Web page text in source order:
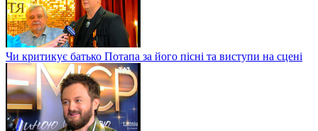
Чи критикує батько Потапа за його пісні та виступи на сцені